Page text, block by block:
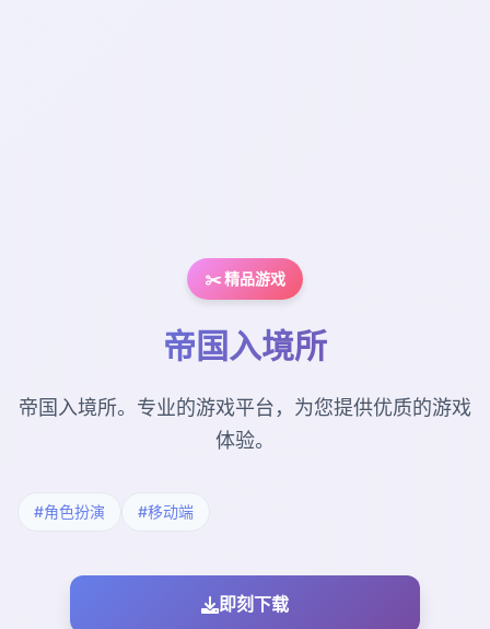
✂️ 精品游戏
帝国入境所
帝国入境所。专业的游戏平台，为您提供优质的游戏
体验。
#角色扮演 #移动端
即刻下载